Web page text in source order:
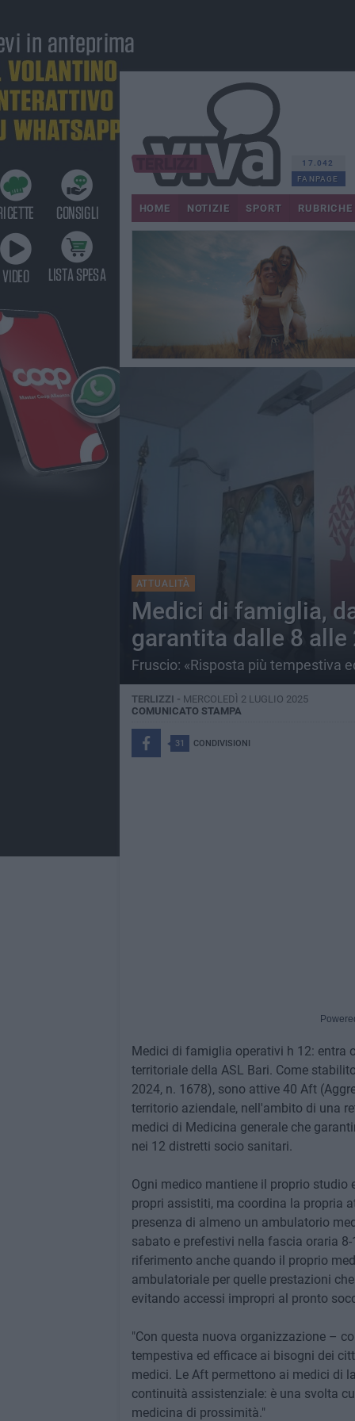
17.042
FANPAGE
HOME NOTIZIE SPORT RUBRICHE
ATTUALITÀ
Medici di famiglia,
garantita dalle 8 alle
Fruscio: «Risposta più tempestiva
TERLIZZI - MERCOLEDÌ 2 LUGLIO 2025
COMUNICATO STAMPA
31 CONDIVISIONI
Medici di famiglia operativi h 12: entra
territoriale della ASL Bari. Come
2024, n. 1678), sono attive 40 Aft
territorio aziendale, nell'ambito di una
medici di Medicina generale che
nei 12 distretti socio sanitari.
Ogni medico mantiene il proprio studio
propri assistiti, ma coordina la propria
presenza di almeno un ambulatorio
sabato e prefestivi nella fascia oraria
riferimento anche quando il proprio
ambulatoriale per quelle prestazioni
evitando accessi impropri al pronto
"Con questa nuova organizzazione –
tempestiva ed efficace ai bisogni dei
medici. Le Aft permettono ai medici di
continuità assistenziale: è una svolta
medicina di prossimità."